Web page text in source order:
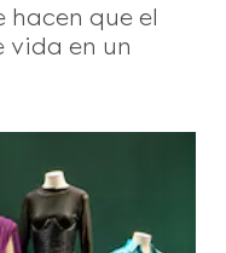
hacen que el
vida en un